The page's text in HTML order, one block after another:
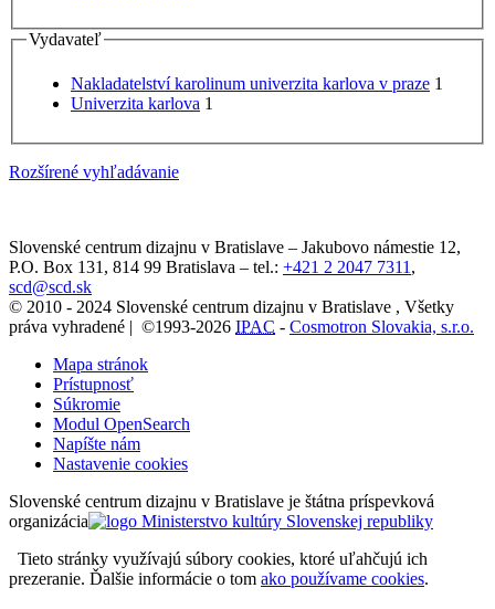
Vydavateľ
Nakladatelství karolinum univerzita karlova v praze 1
Univerzita karlova 1
Rozšírené vyhľadávanie
Slovenské centrum dizajnu v Bratislave – Jakubovo námestie 12,
P.O. Box 131, 814 99 Bratislava – tel.: +421 2 2047 7311 ,
scd@scd.sk
© 2010 - 2024 Slovenské centrum dizajnu v Bratislave , Všetky
práva vyhradené | ©1993-2026 IPAC - Cosmotron Slovakia, s.r.o.
Mapa stránok
Prístupnosť
Súkromie
Modul OpenSearch
Napíšte nám
Nastavenie cookies
Slovenské centrum dizajnu v Bratislave je štátna príspevková
organizácia
Tieto stránky využívajú súbory cookies, ktoré uľahčujú ich
prezeranie. Ďalšie informácie o tom ako používame cookies.